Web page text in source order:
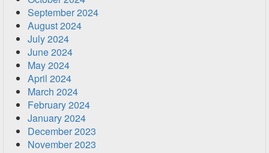
September 2024
August 2024
July 2024
June 2024
May 2024
April 2024
March 2024
February 2024
January 2024
December 2023
November 2023